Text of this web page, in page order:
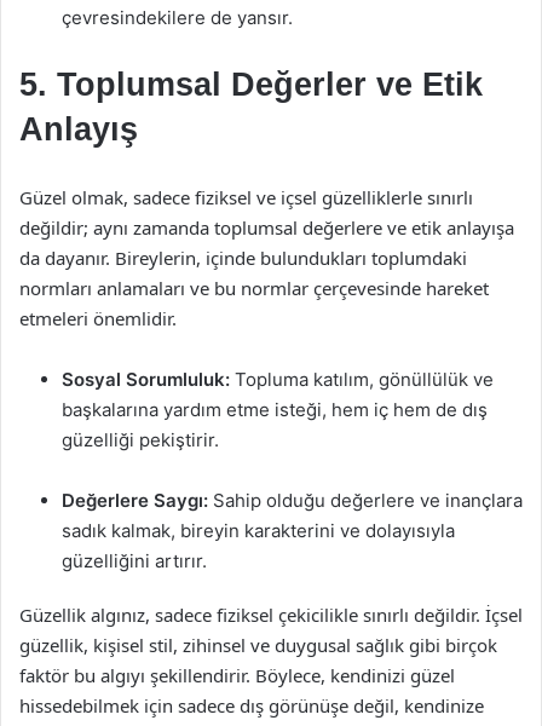
çevresindekilere de yansır.
5. Toplumsal Değerler ve Etik
Anlayış
Güzel olmak, sadece fiziksel ve içsel güzelliklerle sınırlı
değildir; aynı zamanda toplumsal değerlere ve etik anlayışa
da dayanır. Bireylerin, içinde bulundukları toplumdaki
normları anlamaları ve bu normlar çerçevesinde hareket
etmeleri önemlidir.
Sosyal Sorumluluk: Topluma katılım, gönüllülük ve
başkalarına yardım etme isteği, hem iç hem de dış
güzelliği pekiştirir.
Değerlere Saygı: Sahip olduğu değerlere ve inançlara
sadık kalmak, bireyin karakterini ve dolayısıyla
güzelliğini artırır.
Güzellik algınız, sadece fiziksel çekicilikle sınırlı değildir. İçsel
güzellik, kişisel stil, zihinsel ve duygusal sağlık gibi birçok
faktör bu algıyı şekillendirir. Böylece, kendinizi güzel
hissedebilmek için sadece dış görünüşe değil, kendinize